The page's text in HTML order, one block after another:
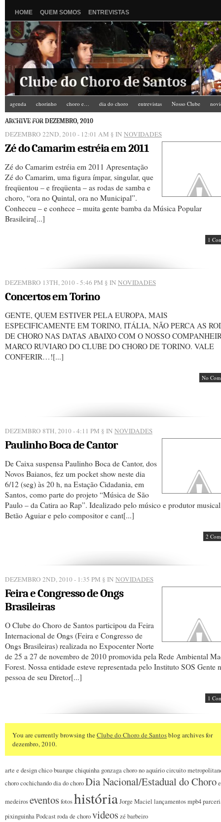
HOME QUEM SOMOS ENTREVISTAS
Clube do Choro de Santos
agenda chorinho choro e… dia do choro entrevistas Nosso Clube
Zé do Camarim
ARCHIVE FOR DEZEMBRO, 2010
DEZEMBRO 22ND, 2010 - 12:01 AM § IN NOVIDADES
Zé do Camarim estréia em 2011
Zé do Camarim estréia em 2011 Apresentação
Zé do Camarim, uma figura ímpar, singular, que
freqüentou – e freqüenta – as rodas de samba e
choro, “ora no Quintal, ora no Municipal”.
Conheceu – e conhece – muita gente bamba da Música Popular
Brasileira[...]
1
DEZEMBRO 13TH, 2010 - 5:46 PM § IN NOVIDADES
Concertos em Torino
GENTE, QUEM ESTIVER PELA EUROPA, MAIS
ESPECIFICAMENTE EM TORINO, ITÁLIA, NÃO PERCA AS
DE CHORO NAS DATAS ABAIXO COM O NOSSO
MARCO RUVIARO DO CLUBE DO CHORO DE TORINO. VALE
CONFERIR…![...]
No
DEZEMBRO 8TH, 2010 - 4:11 PM § IN NOVIDADES
Paulinho Boca de Cantor
De Caixa suspensa Paulinho Boca de Cantor, dos
Novos Baianos, fez um pocket show neste dia
6/12 (seg) às 20 h, na Estação Cidadania, em
Santos, como parte do projeto “Música de São
Paulo – da Catira ao Rap”. Idealizado pelo músico e produtor musical
Betão Aguiar e pelo compositor e cant[...]
2
DEZEMBRO 2ND, 2010 - 1:35 PM § IN NOVIDADES
Feira e Congresso de Ongs
Brasileiras
O Clube do Choro de Santos participou da Feira
Internacional de Ongs (Feira e Congresso de
Ongs Brasileiras) realizada no Expocenter Norte
de 25 a 27 de novembro de 2010 promovida pela Rede Ambiental
Forest. Nossa entidade esteve representada pelo Instituto SOS Gente
pessoa de seu Diretor[...]
1
You are currently browsing theClube do Choro de Santosblog archives for
dezembro, 2010.
arte e designchico buarque chiquinha gonzagachoro no aquáriocircuito
chorocochichandodia do choroDia Nacional/Estadual do Choro
medeiroseventos fotoshistóriaJorge Maciel lançamentosmpb4
pixinguinhaPodcastroda de chorovideos zé barbeiro